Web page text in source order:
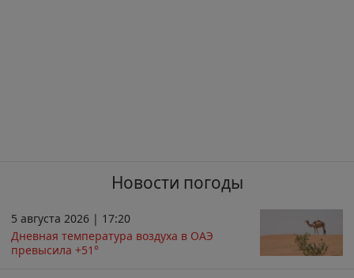
Новости погоды
5 августа 2026 | 17:20
Дневная температура воздуха в ОАЭ
превысила +51°